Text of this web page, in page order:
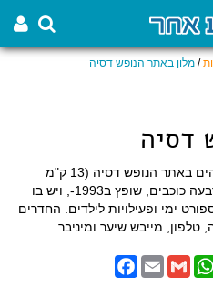
/ מלון באתר הנופש דסיה
דסיה
Dassia Chandris נמצא מול חוף הים באתר הנופש דסיה (13 ק"מ
מהעיר קורפו). המלון ברמה של ארבעה כוכבים, שופץ ב1993-, ויש בו
ימי ופעילויות לילדים. החדרים
טלפון, מייבש שיער ומיניבר.
F
a
E
m
G
m